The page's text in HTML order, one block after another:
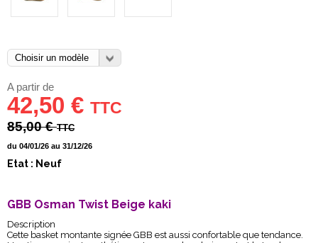
A partir de
42,50 € TTC
85,00 €TTC
du 04/01/26 au 31/12/26
Etat : Neuf
GBB Osman Twist Beige kaki
Description
Cette basket montante signée GBB est aussi confortable que tendance.